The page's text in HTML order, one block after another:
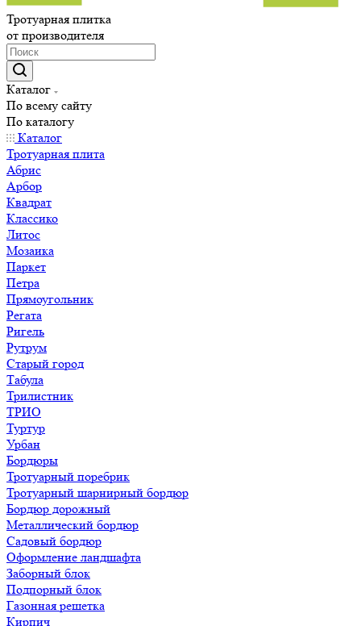
Тротуарная плитка
от производителя
Каталог
По всему сайту
По каталогу
Каталог
Тротуарная плита
Абрис
Арбор
Квадрат
Классико
Литос
Мозаика
Паркет
Петра
Прямоугольник
Регата
Ригель
Рутрум
Старый город
Табула
Трилистник
ТРИО
Туртур
Урбан
Бордюры
Тротуарный поребрик
Тротуарный шарнирный бордюр
Бордюр дорожный
Металлический бордюр
Садовый бордюр
Оформление ландшафта
Заборный блок
Подпорный блок
Газонная решетка
Кирпич